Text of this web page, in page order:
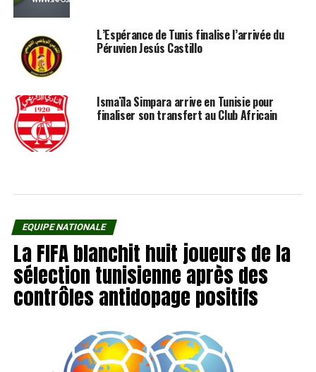
L’Espérance de Tunis finalise l’arrivée du
Péruvien Jesús Castillo
Ismaïla Simpara arrive en Tunisie pour
finaliser son transfert au Club Africain
EQUIPE NATIONALE
La FIFA blanchit huit joueurs de la
sélection tunisienne après des
contrôles antidopage positifs